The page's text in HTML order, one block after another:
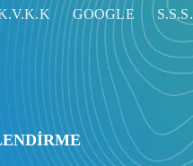
GOOGLE S.S.S.